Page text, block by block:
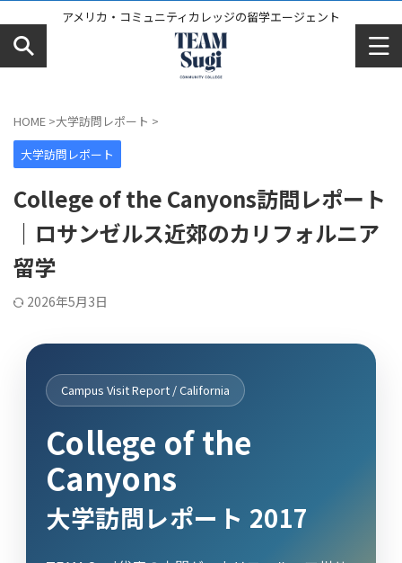
アメリカ・コミュニティカレッジの留学エージェント
HOME >大学訪問レポート >
大学訪問レポート
College of the Canyons訪問レポート
｜ロサンゼルス近郊のカリフォルニア
留学
2026年5月3日
Campus Visit Report / California
College of the
Canyons
大学訪問レポート 2017